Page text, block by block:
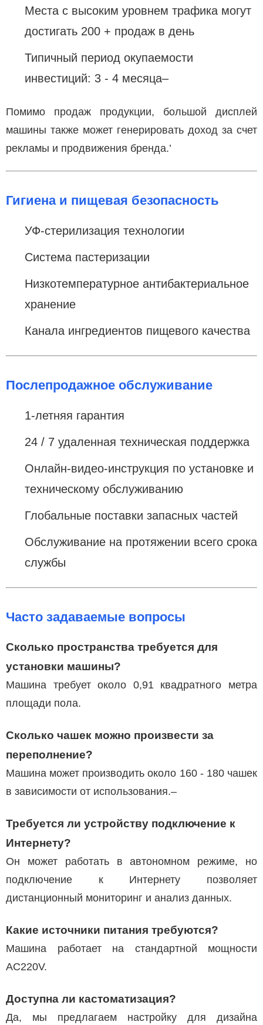
Места с высоким уровнем трафика могут
достигать 200 + продаж в день
Типичный период окупаемости
инвестиций: 3 - 4 месяца–
Помимо продаж продукции, большой дисплей
машины также может генерировать доход за счет
рекламы и продвижения бренда.’
Гигиена и пищевая безопасность
УФ-стерилизация технологии
Система пастеризации
Низкотемпературное антибактериальное
хранение
Канала ингредиентов пищевого качества
Послепродажное обслуживание
1-летняя гарантия
24 / 7 удаленная техническая поддержка
Онлайн-видео-инструкция по установке и
техническому обслуживанию
Глобальные поставки запасных частей
Обслуживание на протяжении всего срока
службы
Часто задаваемые вопросы
Сколько пространства требуется для
установки машины?
Машина требует около 0,91 квадратного метра
площади пола.
Сколько чашек можно произвести за
переполнение?
Машина может производить около 160 - 180 чашек
в зависимости от использования.–
Требуется ли устройству подключение к
Интернету?
Он может работать в автономном режиме, но
подключение к Интернету позволяет
дистанционный мониторинг и анализ данных.
Какие источники питания требуются?
Машина работает на стандартной мощности
AC220V.
Доступна ли кастоматизация?
Да, мы предлагаем настройку для дизайна